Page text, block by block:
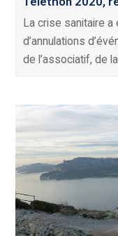
La crise sanitaire
d’annulations
de l’associatif, de